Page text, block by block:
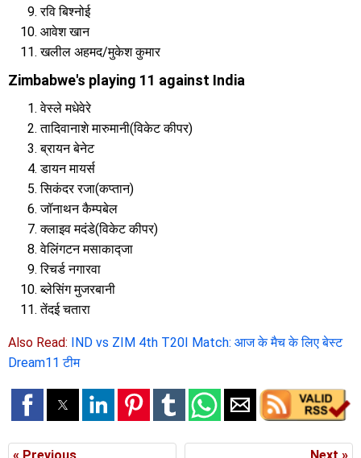
रवि बिश्नोई
आवेश खान
खलील अहमद/मुकेश कुमार
Zimbabwe's playing 11 against India
वेस्ले मधेवेरे
तादिवानाशे मारुमानी(विकेट कीपर)
ब्रायन बेनेट
डायन मायर्स
सिकंदर रजा(कप्तान)
जॉनाथन कैम्पबेल
क्लाइव मदंडे(विकेट कीपर)
वेलिंगटन मसाकाद्जा
रिचर्ड नगारवा
ब्लेसिंग मुजरबानी
तेंदई चतारा
Also Read: IND vs ZIM 4th T20I Match: आज के मैच के लिए बेस्ट
Dream11 टीम
« Previous Next »